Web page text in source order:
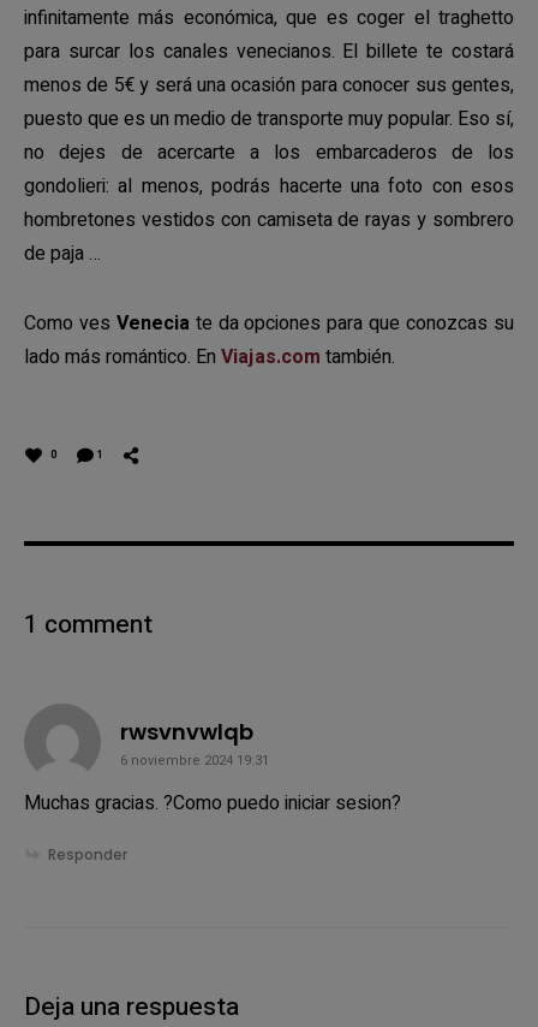
infinitamente más económica, que es coger el traghetto
para surcar los canales venecianos. El billete te costará
menos de 5€ y será una ocasión para conocer sus gentes,
puesto que es un medio de transporte muy popular. Eso sí,
no dejes de acercarte a los embarcaderos de los
gondolieri: al menos, podrás hacerte una foto con esos
hombretones vestidos con camiseta de rayas y sombrero
de paja …
Como ves Venecia te da opciones para que conozcas su
lado más romántico. En Viajas.com también.
0 1
1 comment
rwsvnvwlqbsays:
6 noviembre 2024 19:31
Muchas gracias. ?Como puedo iniciar sesion?
Responder
Deja una respuesta